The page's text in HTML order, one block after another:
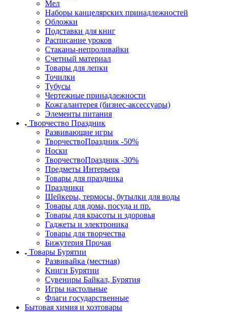
Мел
Наборы канцелярских принадлежностей
Обложки
Подставки для книг
Расписание уроков
Стаканы-непроливайки
Счетный материал
Товары для лепки
Точилки
Тубусы
Чертежные принадлежности
Кожгалантерея (бизнес-аксессуары)
Элементы питания
Творчество Праздник
Развивающие игры
ТворчествоПраздник -50%
Носки
ТворчествоПраздник -30%
Предметы Интерьера
Товары для праздника
Праздники
Шейкеры, термосы, бутылки для воды
Товары для дома, посуда и пр.
Товары для красоты и здоровья
Гаджеты и электроника
Товары для творчества
Бижутерия Прочая
Товары Бурятии
Развивайка (местная)
Книги Бурятии
Сувениры Байкал, Бурятия
Игры настольные
Флаги государственные
Бытовая химия и хозтовары